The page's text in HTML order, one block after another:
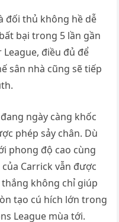
đối thủ không hề dễ
bại trong 5 lần gần
điều đủ để
sân nhà cũng sẽ tiếp
ngày càng khốc
phép sảy chân. Dù
phong độ cao cùng
Carrick vẫn được
không chỉ giúp
tạo cú hích lớn trong
League mùa tới.